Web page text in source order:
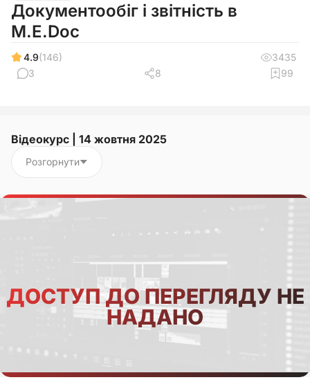
Документообіг і звітність в
M.E.Doc
4.9(146)
3435
3
8 99
Відеокурс | 14 жовтня 2025
Розгорнути
ДОСТУП ДО ПЕРЕГЛЯДУ НЕ
НАДАНО